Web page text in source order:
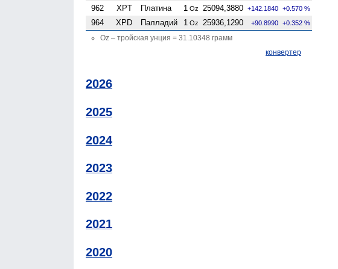
962 XPT Платина 1 Oz 25094,3880 +142.1840 +0.570 %
964 XPD Палладий 1 Oz 25936,1290 +90.8990 +0.352 %
Oz – тройская унция = 31.10348 грамм
конвертер
2026
2025
2024
2023
2022
2021
2020